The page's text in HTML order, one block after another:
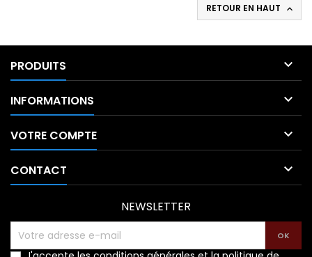
RETOUR EN HAUT 
PRODUITS 
INFORMATIONS 
VOTRE COMPTE 
CONTACT 
NEWSLETTER